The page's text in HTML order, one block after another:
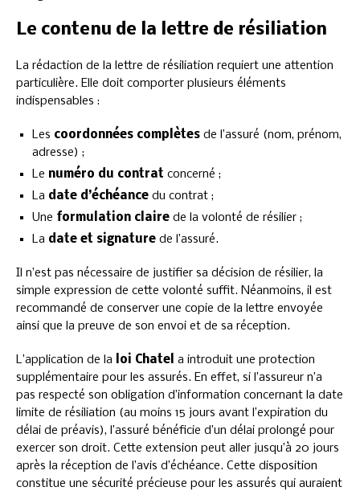
Le contenu de la lettre de résiliation
La rédaction de la lettre de résiliation requiert une attention
particulière. Elle doit comporter plusieurs éléments
indispensables :
Les coordonnées complètes de l’assuré (nom, prénom,
adresse) ;
Le numéro du contrat concerné ;
La date d’échéance du contrat ;
Une formulation claire de la volonté de résilier ;
La date et signature de l’assuré.
Il n’est pas nécessaire de justifier sa décision de résilier, la
simple expression de cette volonté suffit. Néanmoins, il est
recommandé de conserver une copie de la lettre envoyée
ainsi que la preuve de son envoi et de sa réception.
L’application de la loi Chatel a introduit une protection
supplémentaire pour les assurés. En effet, si l’assureur n’a
pas respecté son obligation d’information concernant la date
limite de résiliation (au moins 15 jours avant l’expiration du
délai de préavis), l’assuré bénéficie d’un délai prolongé pour
exercer son droit. Cette extension peut aller jusqu’à 20 jours
après la réception de l’avis d’échéance. Cette disposition
constitue une sécurité précieuse pour les assurés qui auraient